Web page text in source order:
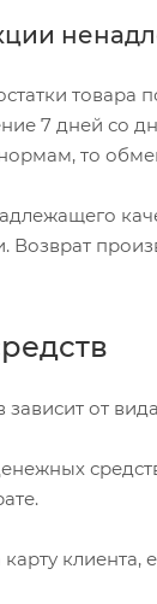
товара
7 дней со
то
Возврат
от